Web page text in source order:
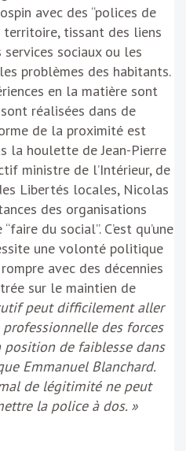
avec des “polices de
territoire, tissant des liens
sociaux ou les
problèmes des habitants.
en la matière sont
réalisées dans de
de la proximité est
la houlette de Jean-Pierre
ministre de l’Intérieur, de
Libertés locales, Nicolas
des organisations
du social”. C’est qu’une
une volonté politique
avec des décennies
sur le maintien de
peut difficilement aller
des forces
position de faiblesse dans
Emmanuel Blanchard.
de légitimité ne peut
la police à dos. »